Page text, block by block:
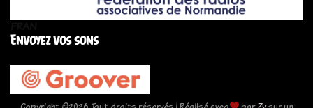
Envoyez vos sons